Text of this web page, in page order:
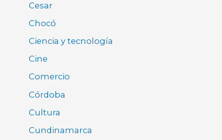
Cesar
Chocó
Ciencia y tecnología
Cine
Comercio
Córdoba
Cultura
Cundinamarca